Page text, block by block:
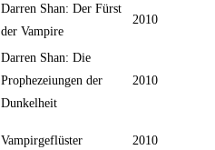
Darren Shan: Der Fürst
der Vampire
2010
Darren Shan: Die
Prophezeiungen der
Dunkelheit
2010
Vampirgeflüster 2010